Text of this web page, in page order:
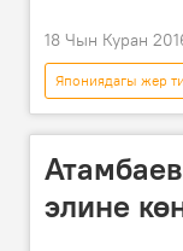
18 Чын Куран
Япониядагы жер
Жаңылыктар
элине